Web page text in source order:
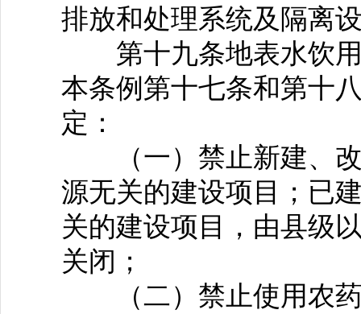
排放和处理系统及隔离
第十九条地表水饮用
本条例第十七条和第十
定：
（一）禁止新建、改
源无关的建设项目；已
关的建设项目，由县级
关闭；
（二）禁止使用农药